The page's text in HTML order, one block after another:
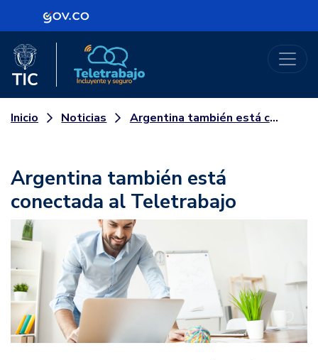
Logo Gobierno de Colombia
Logo del Ministerio TIC
Inicio Noticias Argentina también está conectada al Teletrabajo
Argentina también está
conectada al Teletrabajo